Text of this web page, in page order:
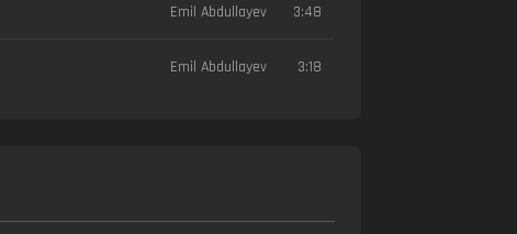
Emil Abdullayev 3:48
Emil Abdullayev 3:18